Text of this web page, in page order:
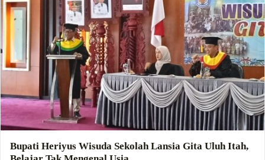
Bupati Heriyus Wisuda Sekolah Lansia Gita Uluh Itah,